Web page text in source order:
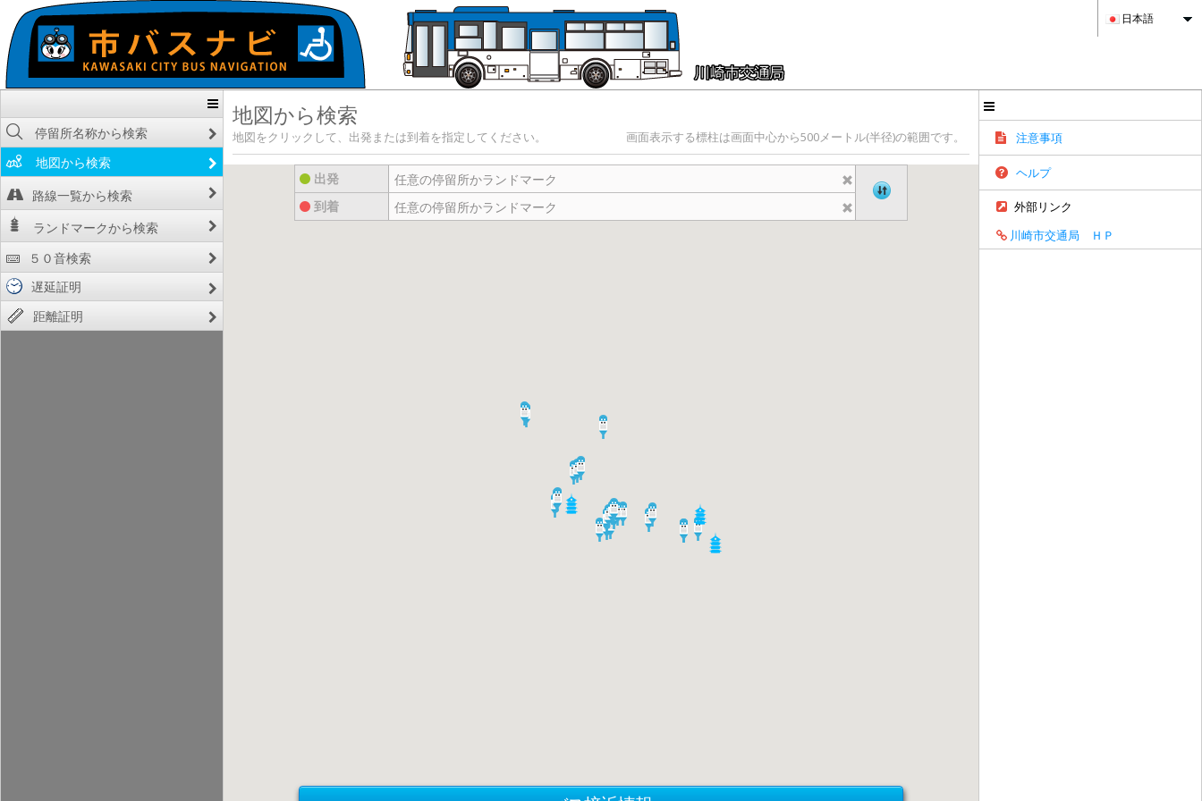
日本語
地図から検索
地図をクリックして、出発または到着を指定してください。 画面表示する標柱は画面中心から500メートル(半径)の範囲です。
出発
到着
停留所名称から検索
地図から検索
路線一覧から検索
ランドマークから検索
５０音検索
遅延証明
距離証明
注意事項
ヘルプ
外部リンク
川崎市交通局 ＨＰ